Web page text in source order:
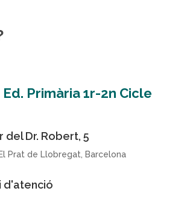
Primària 1r-2n Cicle
del Dr. Robert, 5
Prat de Llobregat, Barcelona
d'atenció